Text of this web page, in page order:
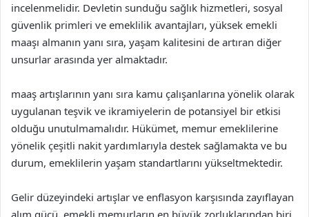
incelenmelidir. Devletin sunduğu sağlık hizmetleri, sosyal
güvenlik primleri ve emeklilik avantajları, yüksek emekli
maaşı almanın yanı sıra, yaşam kalitesini de artıran diğer
unsurlar arasında yer almaktadır.
maaş artışlarının yanı sıra kamu çalışanlarına yönelik olarak
uygulanan teşvik ve ikramiyelerin de potansiyel bir etkisi
olduğu unutulmamalıdır. Hükümet, memur emeklilerine
yönelik çeşitli nakit yardımlarıyla destek sağlamakta ve bu
durum, emeklilerin yaşam standartlarını yükseltmektedir.
Gelir düzeyindeki artışlar ve enflasyon karşısında zayıflayan
alım gücü, emekli memurların en büyük zorluklarından biri